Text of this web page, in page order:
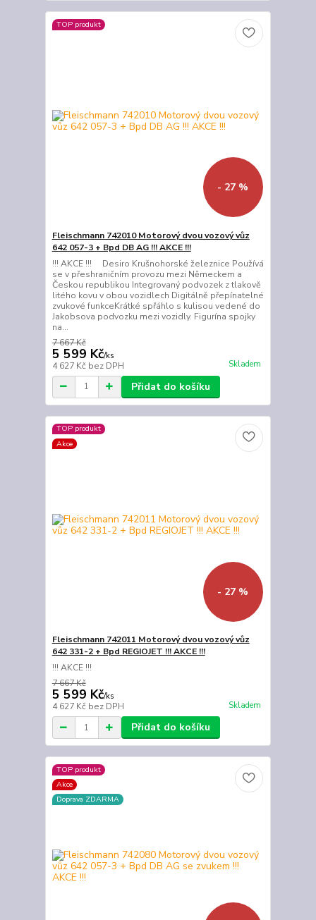
TOP produkt
- 27 %
Fleischmann 742010 Motorový dvou vozový vůz
642 057-3 + Bpd DB AG !!! AKCE !!!
!!! AKCE !!! Desiro Krušnohorské železnice Používá
se v přeshraničním provozu mezi Německem a
Českou republikou Integrovaný podvozek z tlakově
litého kovu v obou vozidlech Digitálně přepínatelné
zvukové funkceKrátké spřáhlo s kulisou vedené do
Jakobsova podvozku mezi vozidly. Figurína spojky
na...
7 667 Kč
5 599 Kč/ks
4 627 Kč bez DPH Skladem
Přidat do košíku
TOP produkt
Akce
- 27 %
Fleischmann 742011 Motorový dvou vozový vůz
642 331-2 + Bpd REGIOJET !!! AKCE !!!
!!! AKCE !!!
7 667 Kč
5 599 Kč/ks
4 627 Kč bez DPH Skladem
Přidat do košíku
TOP produkt
Akce
Doprava ZDARMA